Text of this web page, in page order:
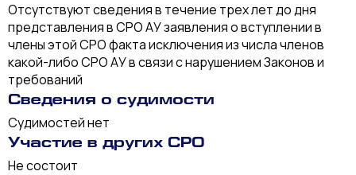
Отсутствуют сведения в течение трех лет до дня
представления в СРО АУ заявления о вступлении в
члены этой СРО факта исключения из числа членов
какой-либо СРО АУ в связи с нарушением Законов и
требований
Сведения о судимости
Судимостей нет
Участие в других СРО
Не состоит